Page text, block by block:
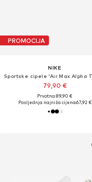
PROMOCIJA
NIKE
79,90 €
Prvotno: 89,90 €
Posljednja najniža cijena:67,92 €